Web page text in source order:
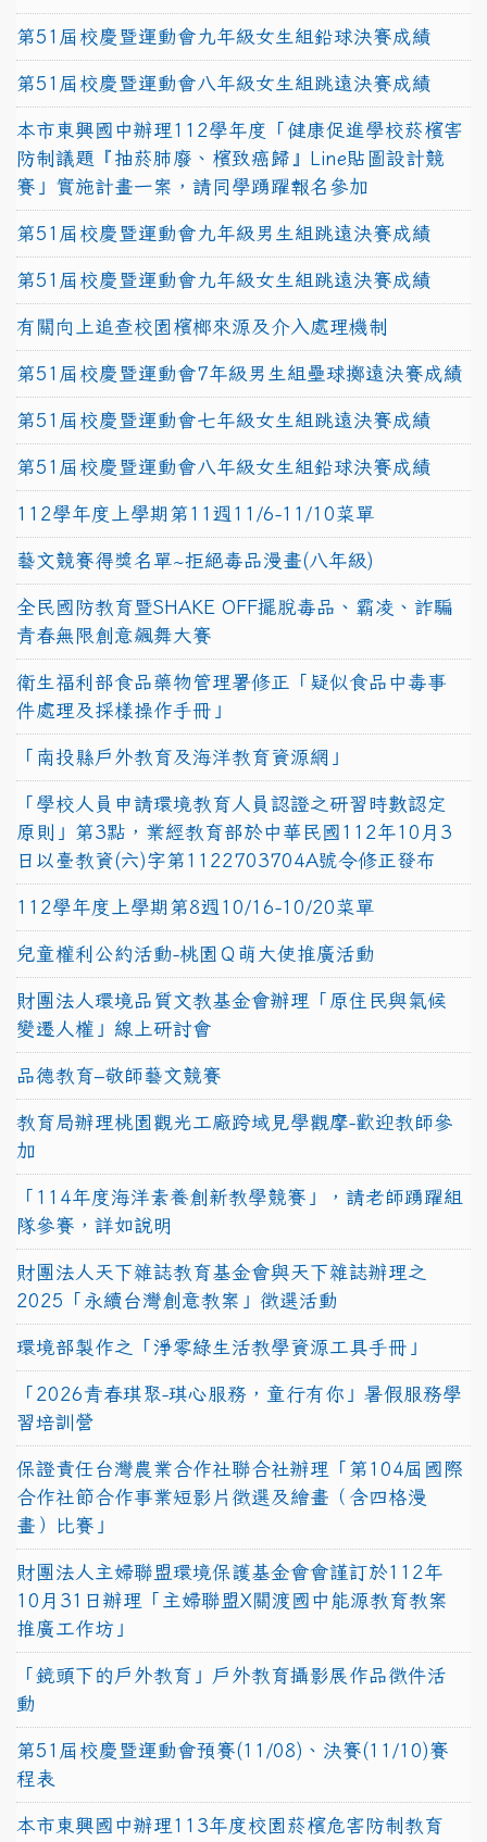
第51屆校慶暨運動會九年級女生組鉛球決賽成績
第51屆校慶暨運動會八年級女生組跳遠決賽成績
本市東興國中辦理112學年度「健康促進學校菸檳害
防制議題『抽菸肺廢、檳致癌歸』Line貼圖設計競
賽」實施計畫一案，請同學踴躍報名參加
第51屆校慶暨運動會九年級男生組跳遠決賽成績
第51屆校慶暨運動會九年級女生組跳遠決賽成績
有關向上追查校園檳榔來源及介入處理機制
第51屆校慶暨運動會7年級男生組壘球擲遠決賽成績
第51屆校慶暨運動會七年級女生組跳遠決賽成績
第51屆校慶暨運動會八年級女生組鉛球決賽成績
112學年度上學期第11週11/6-11/10菜單
藝文競賽得獎名單~拒絕毒品漫畫(八年級)
全民國防教育暨SHAKE OFF擺脫毒品、霸凌、詐騙
青春無限創意飆舞大賽
衛生福利部食品藥物管理署修正「疑似食品中毒事
件處理及採樣操作手冊」
「南投縣戶外教育及海洋教育資源網」
「學校人員申請環境教育人員認證之研習時數認定
原則」第3點，業經教育部於中華民國112年10月3
日以臺教資(六)字第1122703704A號令修正發布
112學年度上學期第8週10/16-10/20菜單
兒童權利公約活動-桃園Ｑ萌大使推廣活動
財團法人環境品質文教基金會辦理「原住民與氣候
變遷人權」線上研討會
品德教育–敬師藝文競賽
教育局辦理桃園觀光工廠跨域見學觀摩-歡迎教師參
加
「114年度海洋素養創新教學競賽」，請老師踴躍組
隊參賽，詳如說明
財團法人天下雜誌教育基金會與天下雜誌辦理之
2025「永續台灣創意教案」徵選活動
環境部製作之「淨零綠生活教學資源工具手冊」
「2026青春琪聚-琪心服務，童行有你」暑假服務學
習培訓營
保證責任台灣農業合作社聯合社辦理「第104屆國際
合作社節合作事業短影片徵選及繪畫（含四格漫
畫）比賽」
財團法人主婦聯盟環境保護基金會會謹訂於112年
10月31日辦理「主婦聯盟X關渡國中能源教育教案
推廣工作坊」
「鏡頭下的戶外教育」戶外教育攝影展作品徵件活
動
第51屆校慶暨運動會預賽(11/08)、決賽(11/10)賽
程表
本市東興國中辦理113年度校園菸檳危害防制教育